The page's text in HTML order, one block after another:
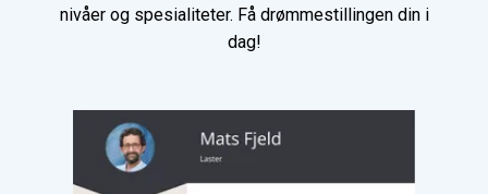
nivåer og spesialiteter. Få drømmestillingen din i
dag!